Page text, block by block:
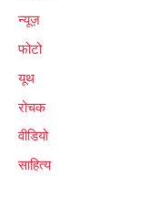
न्यूज़
फोटो
यूथ
रोचक
वीडियो
साहित्य